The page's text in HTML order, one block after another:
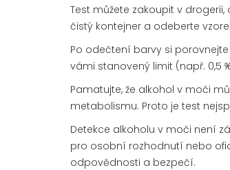
Test můžete zakoupit v
čistý kontejner a odeberte
Po odečtení barvy si
vámi stanovený limit (např. 0,5
Pamatujte, že alkohol v moči
metabolismu. Proto je test
Detekce alkoholu v moči není
pro osobní rozhodnutí nebo
odpovědnosti a bezpečí.